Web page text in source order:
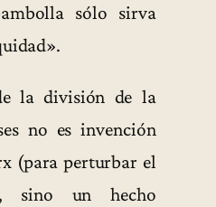
sólo sirva
la división de la
no es invención
(para perturbar el
sino un hecho